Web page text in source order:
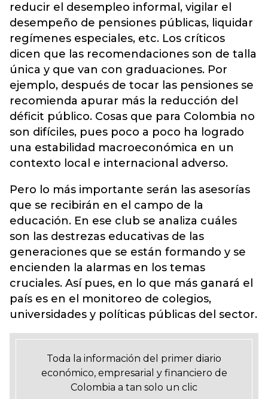
reducir el desempleo informal, vigilar el
desempeño de pensiones públicas, liquidar
regímenes especiales, etc. Los críticos
dicen que las recomendaciones son de talla
única y que van con graduaciones. Por
ejemplo, después de tocar las pensiones se
recomienda apurar más la reducción del
déficit público. Cosas que para Colombia no
son difíciles, pues poco a poco ha logrado
una estabilidad macroeconómica en un
contexto local e internacional adverso.
Pero lo más importante serán las asesorías
que se recibirán en el campo de la
educación. En ese club se analiza cuáles
son las destrezas educativas de las
generaciones que se están formando y se
encienden la alarmas en los temas
cruciales. Así pues, en lo que más ganará el
país es en el monitoreo de colegios,
universidades y políticas públicas del sector.
Toda la información del primer diario
económico, empresarial y financiero de
Colombia a tan solo un clic